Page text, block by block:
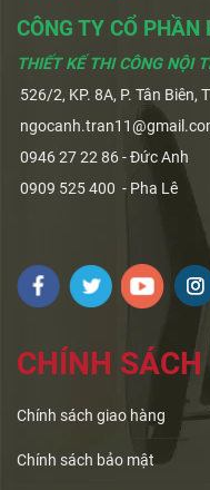
CÔNG TY CỔ PHẦN
THIẾT KẾ THI CÔNG NỘI
526/2, KP. 8A, P. Tân Biên,
0946 27 22 86 - Đức Anh
0909 525 400 - Pha Lê
CHÍNH SÁCH
Chính sách giao hàng
Chính sách bảo mật